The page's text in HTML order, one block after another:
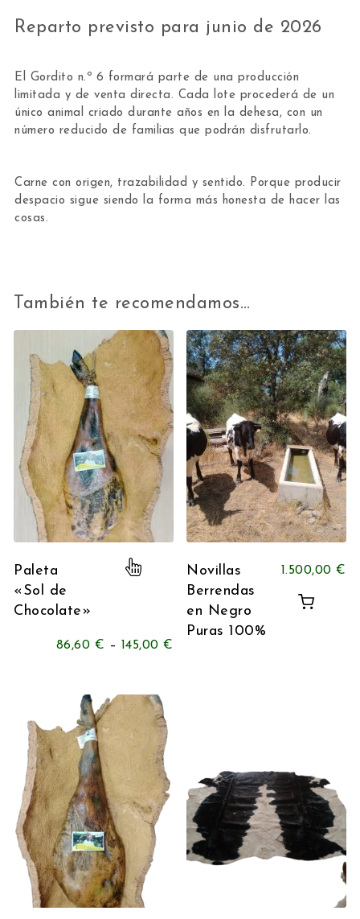
Reparto previsto para junio de 2026
El Gordito n.º 6 formará parte de una producción
limitada y de venta directa. Cada lote procederá de un
único animal criado durante años en la dehesa, con un
número reducido de familias que podrán disfrutarlo.
Carne con origen, trazabilidad y sentido. Porque producir
despacio sigue siendo la forma más honesta de hacer las
cosas.
También te recomendamos…
Paleta
«Sol de
Chocolate»
86,60 € – 145,00€
Este producto tiene múltiples
Novillas
Berrendas
en Negro
Puras 100%
1.500,00€